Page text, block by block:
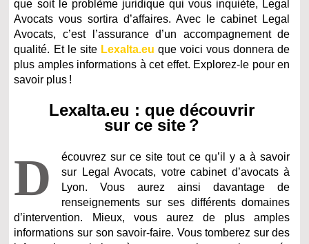
que soit le problème juridique qui vous inquiète, Legal
Avocats vous sortira d’affaires. Avec le cabinet Legal
Avocats, c’est l’assurance d’un accompagnement de
qualité. Et le site Lexalta.eu que voici vous donnera de
plus amples informations à cet effet. Explorez-le pour en
savoir plus !
Lexalta.eu : que découvrir
sur ce site ?
D
écouvrez sur ce site tout ce qu’il y a à savoir
sur Legal Avocats, votre cabinet d’avocats à
Lyon. Vous aurez ainsi davantage de
renseignements sur ses différents domaines
d’intervention. Mieux, vous aurez de plus amples
informations sur son savoir-faire. Vous tomberez sur des